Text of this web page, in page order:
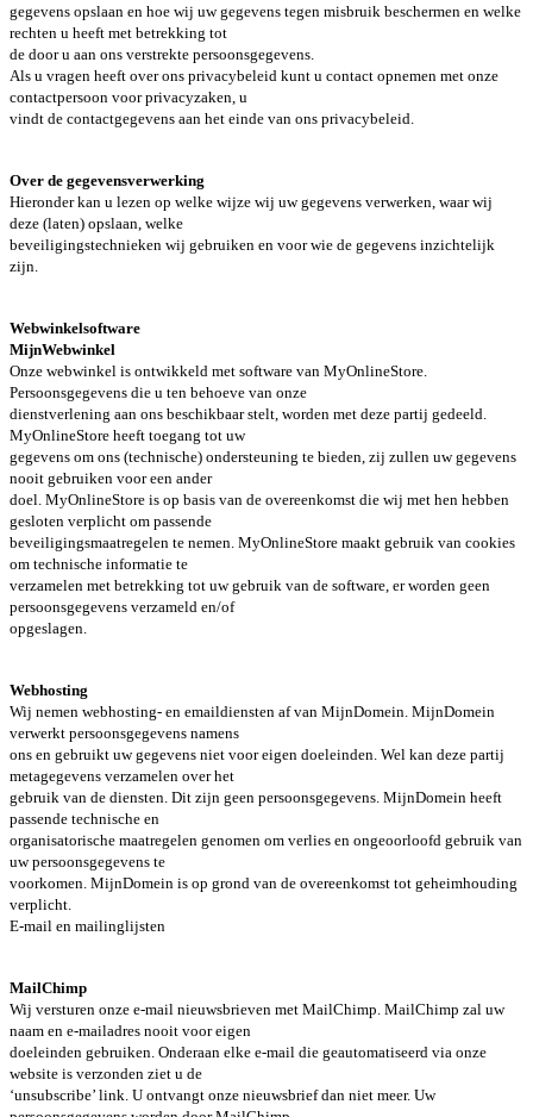
gegevens opslaan en hoe wij uw gegevens tegen misbruik beschermen en welke
rechten u heeft met betrekking tot
de door u aan ons verstrekte persoonsgegevens.
Als u vragen heeft over ons privacybeleid kunt u contact opnemen met onze
contactpersoon voor privacyzaken, u
vindt de contactgegevens aan het einde van ons privacybeleid.
Over de gegevensverwerking
Hieronder kan u lezen op welke wijze wij uw gegevens verwerken, waar wij
deze (laten) opslaan, welke
beveiligingstechnieken wij gebruiken en voor wie de gegevens inzichtelijk
zijn.
Webwinkelsoftware
MijnWebwinkel
Onze webwinkel is ontwikkeld met software van MyOnlineStore.
Persoonsgegevens die u ten behoeve van onze
dienstverlening aan ons beschikbaar stelt, worden met deze partij gedeeld.
MyOnlineStore heeft toegang tot uw
gegevens om ons (technische) ondersteuning te bieden, zij zullen uw gegevens
nooit gebruiken voor een ander
doel. MyOnlineStore is op basis van de overeenkomst die wij met hen hebben
gesloten verplicht om passende
beveiligingsmaatregelen te nemen. MyOnlineStore maakt gebruik van cookies
om technische informatie te
verzamelen met betrekking tot uw gebruik van de software, er worden geen
persoonsgegevens verzameld en/of
opgeslagen.
Webhosting
Wij nemen webhosting- en emaildiensten af van MijnDomein. MijnDomein
verwerkt persoonsgegevens namens
ons en gebruikt uw gegevens niet voor eigen doeleinden. Wel kan deze partij
metagegevens verzamelen over het
gebruik van de diensten. Dit zijn geen persoonsgegevens. MijnDomein heeft
passende technische en
organisatorische maatregelen genomen om verlies en ongeoorloofd gebruik van
uw persoonsgegevens te
voorkomen. MijnDomein is op grond van de overeenkomst tot geheimhouding
verplicht.
E-mail en mailinglijsten
MailChimp
Wij versturen onze e-mail nieuwsbrieven met MailChimp. MailChimp zal uw
naam en e-mailadres nooit voor eigen
doeleinden gebruiken. Onderaan elke e-mail die geautomatiseerd via onze
website is verzonden ziet u de
‘unsubscribe’ link. U ontvangt onze nieuwsbrief dan niet meer. Uw